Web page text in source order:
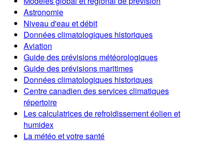
Astronomie
Niveau d'eau et débit
Données climatologiques historiques
Aviation
Guide des prévisions météorologiques
Guide des prévisions maritimes
Données climatologiques historiques
Centre canadien des services climatiques
répertoire
Les calculatrices de refroidissement éolien et
humidex
La météo et votre santé